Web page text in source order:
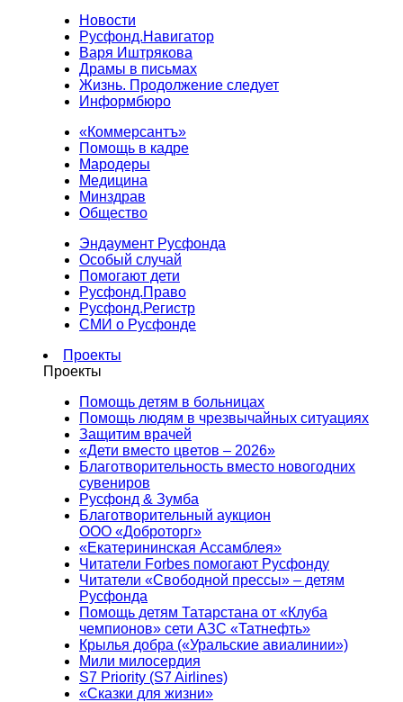
Новости
Русфонд.Навигатор
Варя Иштрякова
Драмы в письмах
Жизнь. Продолжение следует
Информбюро
«Коммерсантъ»
Помощь в кадре
Мародеры
Медицина
Минздрав
Общество
Эндаумент Русфонда
Особый случай
Помогают дети
Русфонд.Право
Русфонд.Регистр
СМИ о Русфонде
Проекты
Проекты
Помощь детям в больницах
Помощь людям в чрезвычайных ситуациях
Защитим врачей
«Дети вместо цветов – 2026»
Благотворительность вместо новогодних
сувениров
Русфонд & Зумба
Благотворительный аукцион
ООО «Доброторг»
«Екатерининская Ассамблея»
Читатели Forbes помогают Русфонду
Читатели «Свободной прессы» – детям
Русфонда
Помощь детям Татарстана от «Клуба
чемпионов» сети АЗС «Татнефть»
Крылья добра («Уральские авиалинии»)
Мили милосердия
S7 Priority (S7 Airlines)
«Сказки для жизни»